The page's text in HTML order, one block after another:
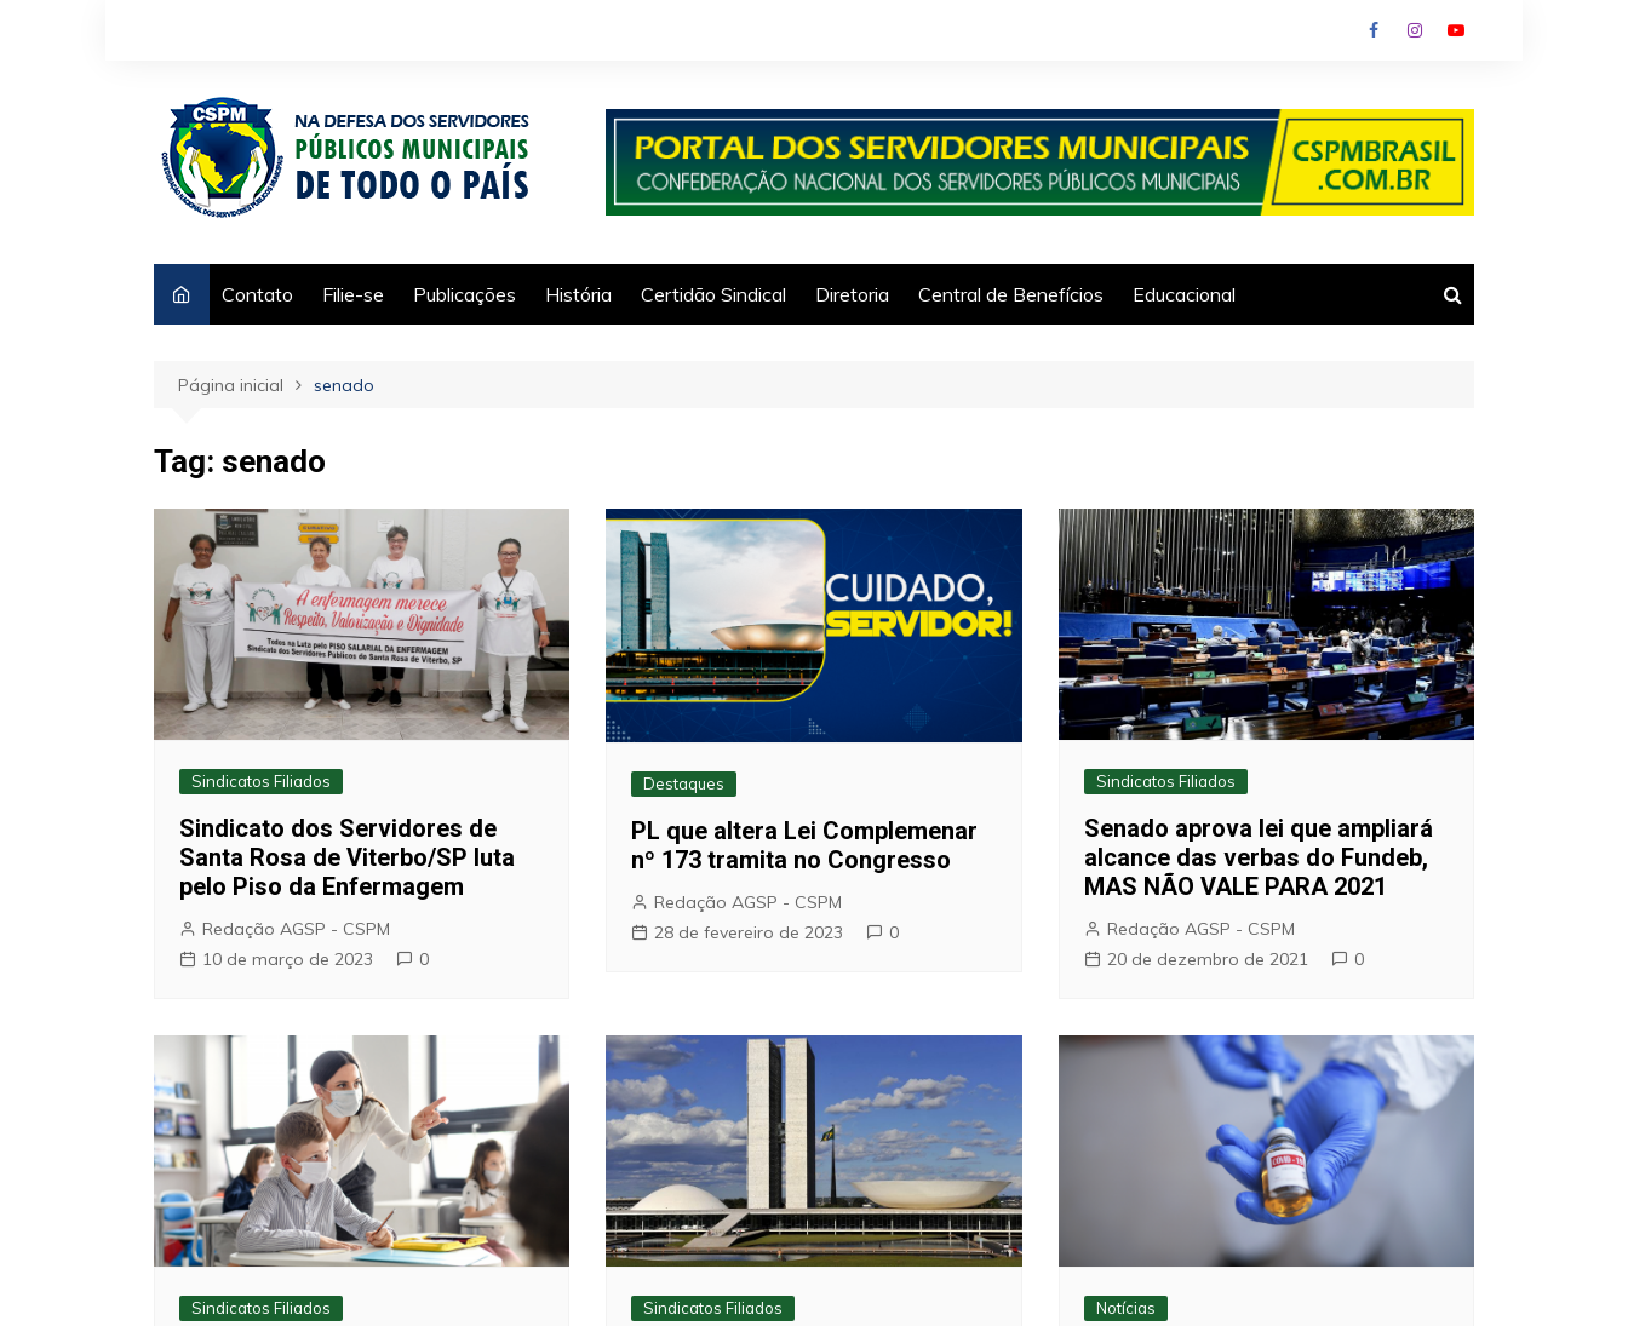
Contato Filie-se Publicações História Certidão Sindical Diretoria Central de Benefícios Educacional
Página inicial senado
Tag: senado
Sindicatos Filiados
Sindicato dos Servidores de
Santa Rosa de Viterbo/SP luta
pelo Piso da Enfermagem
Redação AGSP - CSPM
10 de março de 2023
0
Destaques
PL que altera Lei Complemenar
nº 173 tramita no Congresso
Redação AGSP - CSPM
28 de fevereiro de 2023
0
Sindicatos Filiados
Senado aprova lei que ampliará
alcance das verbas do Fundeb,
MAS NÃO VALE PARA 2021
Redação AGSP - CSPM
20 de dezembro de 2021
0
Sindicatos Filiados Sindicatos Filiados Notícias